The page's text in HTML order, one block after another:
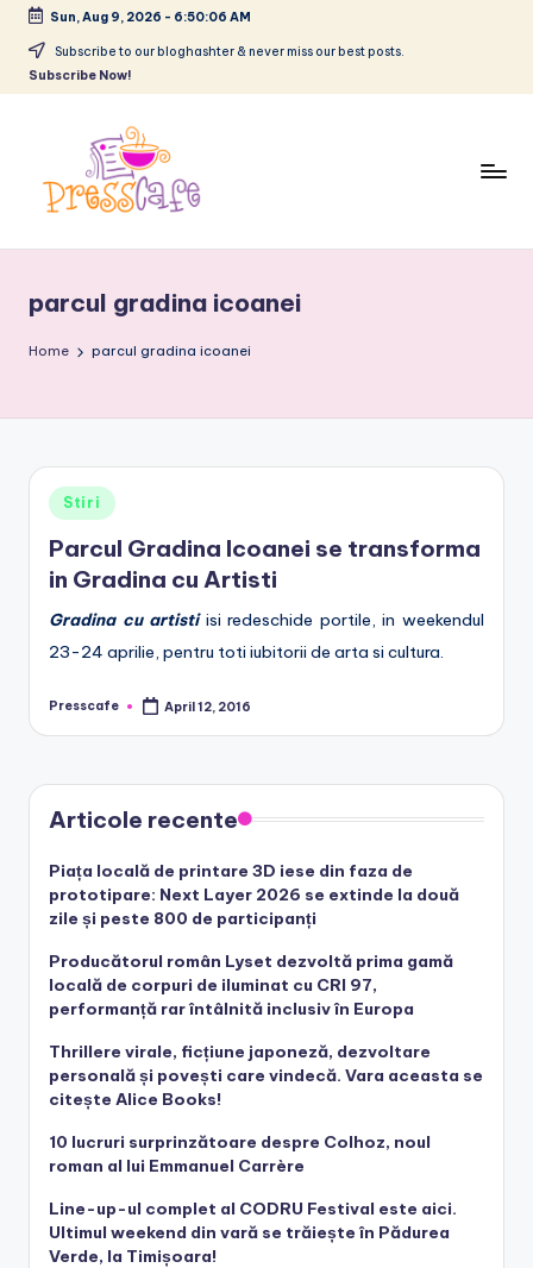
Skip
Sun, Aug 9, 2026 - 6:50:06 AM
Subscribe to our bloghashter & never miss our best posts.
Subscribe Now!
e
s
a
f
e
r
o
urbane
parcul gradina icoanei
Home parcul gradina icoanei
Posted
Stiri
Parcul Gradina Icoanei se transforma
in Gradina cu Artisti
Gradina cu artistiisi redeschide portile, in weekendul
23-24 aprilie, pentru toti iubitorii de arta si cultura.
Posted
Presscafe April 12, 2016
Articole recente
Piața locală de printare 3D iese din faza de
prototipare: Next Layer 2026 se extinde la două
zile și peste 800 de participanți
Producătorul român Lyset dezvoltă prima gamă
locală de corpuri de iluminat cu CRI 97,
performanță rar întâlnită inclusiv în Europa
Thrillere virale, ficțiune japoneză, dezvoltare
personală și povești care vindecă. Vara aceasta se
citește Alice Books!
10 lucruri surprinzătoare despre Colhoz, noul
roman al lui Emmanuel Carrère
Line-up-ul complet al CODRU Festival este aici.
Ultimul weekend din vară se trăiește în Pădurea
Verde, la Timișoara!